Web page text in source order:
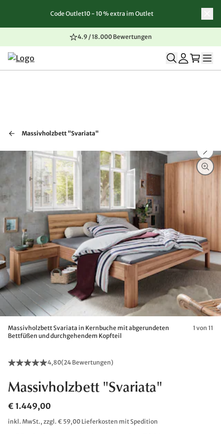
Zum Inhalt springen
Zur Navigation springen
Zum Seitenende springen
Code Outlet10 - 10 % extra im Outlet
4.9 / 18.000 Bewertungen
Massivholzbett "Svariata"
Massivholzbett Svariata in Kernbuche mit abgerundeten
Bettfüßen und durchgehendem Kopfteil
1 von 11
4,80(24 Bewertungen)
Massivholzbett "Svariata"
€ 1.449,00
inkl. MwSt., zzgl. € 59,00 Lieferkosten mit Spedition